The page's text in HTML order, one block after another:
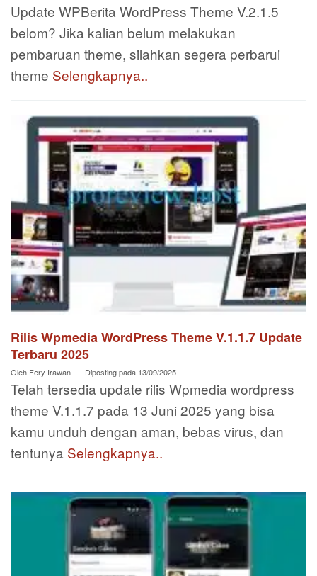
Update WPBerita WordPress Theme V.2.1.5
belom? Jika kalian belum melakukan
pembaruan theme, silahkan segera perbarui
theme Selengkapnya..
Rilis Wpmedia WordPress Theme V.1.1.7 Update
Terbaru 2025
Oleh Fery Irawan Diposting pada 13/09/2025
Telah tersedia update rilis Wpmedia wordpress
theme V.1.1.7 pada 13 Juni 2025 yang bisa
kamu unduh dengan aman, bebas virus, dan
tentunya Selengkapnya..